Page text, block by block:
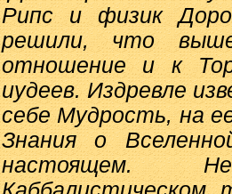
Рипс и физик
решили, что
отношение и к
иудеев. Издревле
себе Мудрость, на
Знания о
настоящем.